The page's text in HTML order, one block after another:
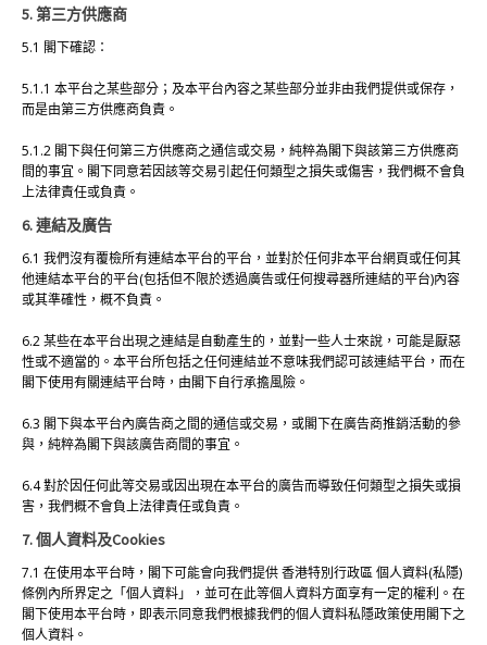
5. 第三方供應商
5.1 閣下確認：
5.1.1 本平台之某些部分；及本平台內容之某些部分並非由我們提供或保存，
而是由第三方供應商負責。
5.1.2 閣下與任何第三方供應商之通信或交易，純粹為閣下與該第三方供應商
間的事宜。閣下同意若因該等交易引起任何類型之損失或傷害，我們概不會負
上法律責任或負責。
6. 連結及廣告
6.1 我們沒有覆檢所有連結本平台的平台，並對於任何非本平台網頁或任何其
他連結本平台的平台(包括但不限於透過廣告或任何搜尋器所連結的平台)內容
或其準確性，概不負責。
6.2 某些在本平台出現之連結是自動產生的，並對一些人士來說，可能是厭惡
性或不適當的。本平台所包括之任何連結並不意味我們認可該連結平台，而在
閣下使用有關連結平台時，由閣下自行承擔風險。
6.3 閣下與本平台內廣告商之間的通信或交易，或閣下在廣告商推銷活動的參
與，純粹為閣下與該廣告商間的事宜。
6.4 對於因任何此等交易或因出現在本平台的廣告而導致任何類型之損失或損
害，我們概不會負上法律責任或負責。
7. 個人資料及Cookies
7.1 在使用本平台時，閣下可能會向我們提供 香港特別行政區 個人資料(私隱)
條例內所界定之「個人資料」，並可在此等個人資料方面享有一定的權利。在
閣下使用本平台時，即表示同意我們根據我們的個人資料私隱政策使用閣下之
個人資料。